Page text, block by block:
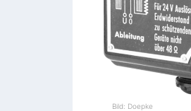
Bild: Doepke